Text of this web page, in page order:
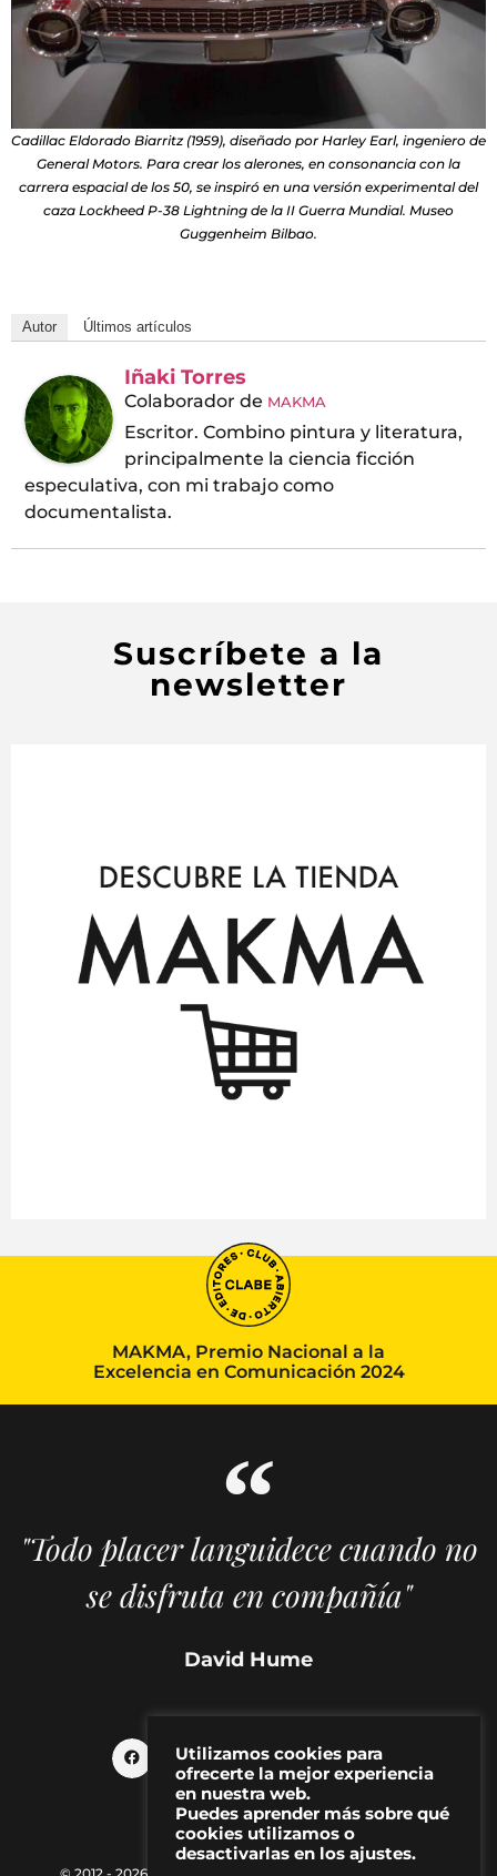
Cadillac Eldorado Biarritz (1959), diseñado por Harley Earl, ingeniero de
General Motors. Para crear los alerones, en consonancia con la
carrera espacial de los 50, se inspiró en una versión experimental del
caza Lockheed P-38 Lightning de la II Guerra Mundial. Museo
Guggenheim Bilbao.
Autor Últimos artículos
Iñaki Torres
Colaborador de MAKMA
Escritor. Combino pintura y literatura,
principalmente la ciencia ficción
especulativa, con mi trabajo como
documentalista.
Suscríbete a la
newsletter
MAKMA, Premio Nacional a la
Excelencia en Comunicación 2024
"Todo placer languidece cuando no
se disfruta en compañía"
David Hume
Utilizamos cookies para
ofrecerte la mejor experiencia
en nuestra web.
Puedes aprender más sobre qué
cookies utilizamos o
desactivarlas en los ajustes.